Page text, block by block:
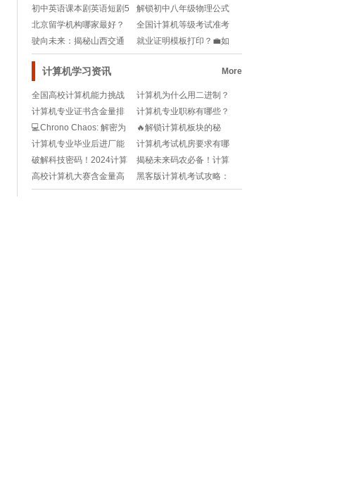
如何快速上手鸿蒙系
选？🔥如何让网页更有
初中英语课本剧英语短剧5
分钟内？🎭如何快
解锁初中八年级物理公式
宝箱！🔮Proje
北京留学机构哪家最好？
🌍如何选择靠谱的留
全国计算机等级考试准考
证打印入口在哪？官
驶向未来：揭秘山西交通
职业技术学院的创新
就业证明模板打印？💼如
何快速搞定正规模板
计算机学习资讯 More
全国高校计算机能力挑战
赛怎么样🧐比赛含金量高
吗？🔥快来了解！
计算机为什么用二进制？
十进制不好吗？🤔
计算机专业证书含金量排
名？考哪个证书最吃香？
计算机专业职称有哪些？
如何选择适合自己的职业
发展路径？
💻Chrono Chaos: 解密为
何计算机时间总与现实脱
节?
🔥解锁计算机板块的秘
密：那些你不可不知的概
念概览🔥
计算机专业毕业后进厂能
干什么？热门岗位大揭
秘！
计算机考试机房要求有哪
些？考前必看！
破解科技密码！2024计算
机二级证书查询指南🔍
揭秘未来码农必备！计算
机应用全解析🎓💻
高校计算机大赛含金量高
吗🧐哪些比赛值得参加？
黑客版计算机考试攻略：
模拟破解技巧大揭秘💻🔑!